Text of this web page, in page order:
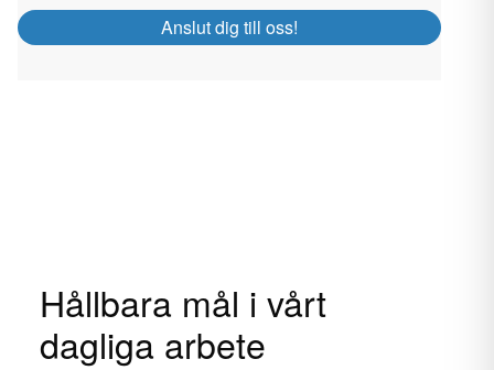
Anslut dig till oss!
Hållbara mål i vårt
dagliga arbete